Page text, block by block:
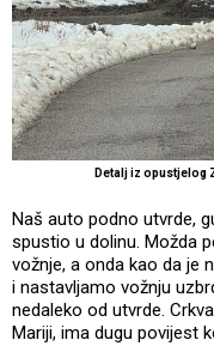
Detalj iz opustjelog
Naš auto podno utvrde,
spustio u dolinu. Možda
vožnje, a onda kao da je
i nastavljamo vožnju
nedaleko od utvrde.
Mariji, ima dugu povijest